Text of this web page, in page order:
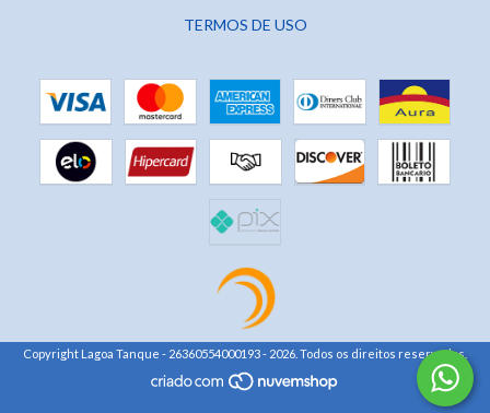
TERMOS DE USO
Copyright Lagoa Tanque - 26360554000193 - 2026. Todos os direitos reservados.